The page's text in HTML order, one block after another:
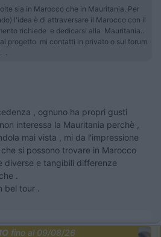
sia in Marocco che in Mauritania. Per
l'idea è di attraversare il Marocco con il
richiede e dedicarsi alla Mauritania..
progetto mi contatti in privato o sul forum
.
, ognuno ha propri gusti
interessa la Mauritania perchè ,
mai vista , mi da l'impressione
si possono trovare in Marocco
diverse e tangibili differenze
.
bel tour .
fino al 09/08/26